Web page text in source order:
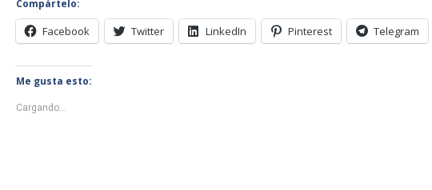
Compártelo:
Facebook Twitter LinkedIn Pinterest Telegram
Me gusta esto:
Cargando...